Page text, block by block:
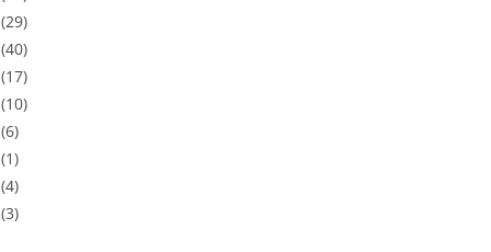
(29)
(40)
(17)
(10)
(6)
(1)
(4)
(3)